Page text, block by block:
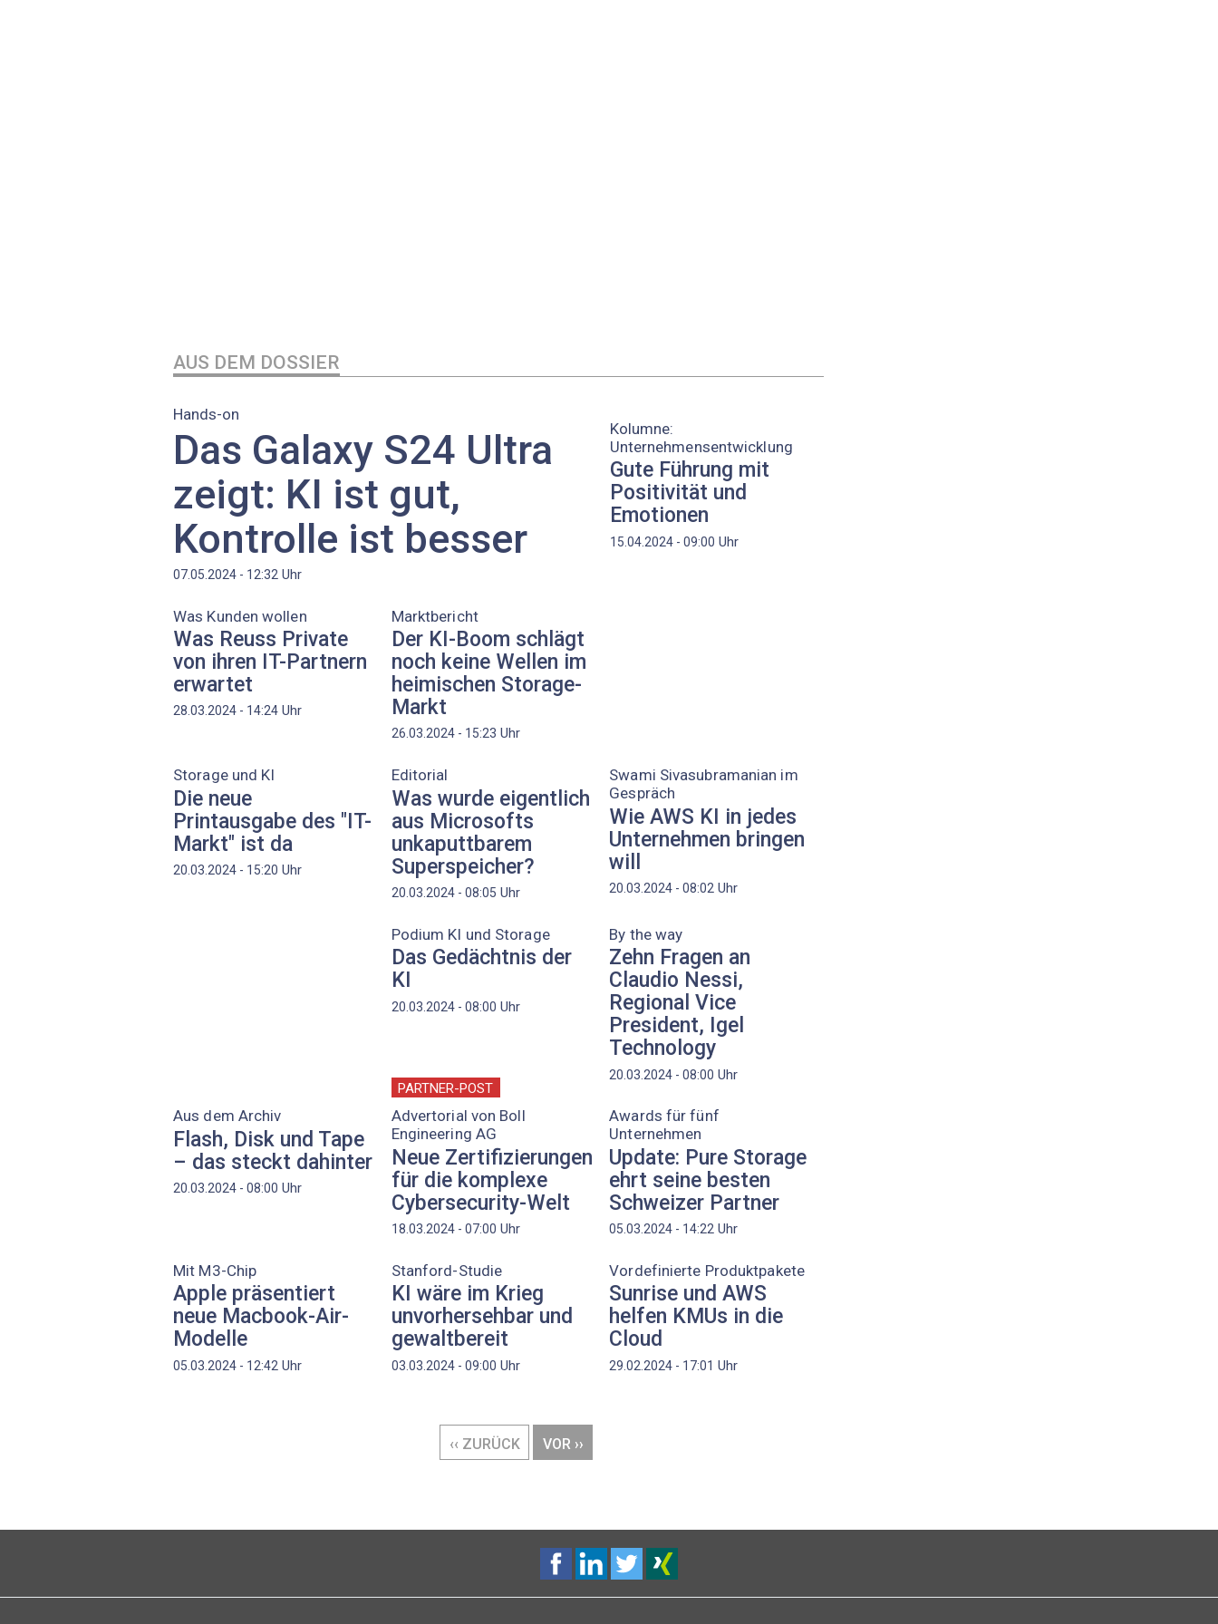
AUS DEM DOSSIER
Hands-on
Das Galaxy S24 Ultra
zeigt: KI ist gut,
Kontrolle ist besser
07.05.2024 - 12:32 Uhr
Kolumne:
Unternehmensentwicklung
Gute Führung mit
Positivität und
Emotionen
15.04.2024 - 09:00 Uhr
Was Kunden wollen
Was Reuss Private
von ihren IT-Partnern
erwartet
28.03.2024 - 14:24 Uhr
Marktbericht
Der KI-Boom schlägt
noch keine Wellen im
heimischen Storage-
Markt
26.03.2024 - 15:23 Uhr
Storage und KI
Die neue
Printausgabe des "IT-
Markt" ist da
20.03.2024 - 15:20 Uhr
Editorial
Was wurde eigentlich
aus Microsofts
unkaputtbarem
Superspeicher?
20.03.2024 - 08:05 Uhr
Swami Sivasubramanian im
Gespräch
Wie AWS KI in jedes
Unternehmen bringen
will
20.03.2024 - 08:02 Uhr
Podium KI und Storage
Das Gedächtnis der
KI
20.03.2024 - 08:00 Uhr
By the way
Zehn Fragen an
Claudio Nessi,
Regional Vice
President, Igel
Technology
20.03.2024 - 08:00 Uhr
Aus dem Archiv
Flash, Disk und Tape
– das steckt dahinter
20.03.2024 - 08:00 Uhr
PARTNER-POST
Advertorial von Boll
Engineering AG
Neue Zertifizierungen
für die komplexe
Cybersecurity-Welt
18.03.2024 - 07:00 Uhr
Awards für fünf
Unternehmen
Update: Pure Storage
ehrt seine besten
Schweizer Partner
05.03.2024 - 14:22 Uhr
Mit M3-Chip
Apple präsentiert
neue Macbook-Air-
Modelle
05.03.2024 - 12:42 Uhr
Stanford-Studie
KI wäre im Krieg
unvorhersehbar und
gewaltbereit
03.03.2024 - 09:00 Uhr
Vordefinierte Produktpakete
Sunrise und AWS
helfen KMUs in die
Cloud
29.02.2024 - 17:01 Uhr
VORHERIGE
‹‹ ZURÜCK
NÄCHSTE
VOR ››